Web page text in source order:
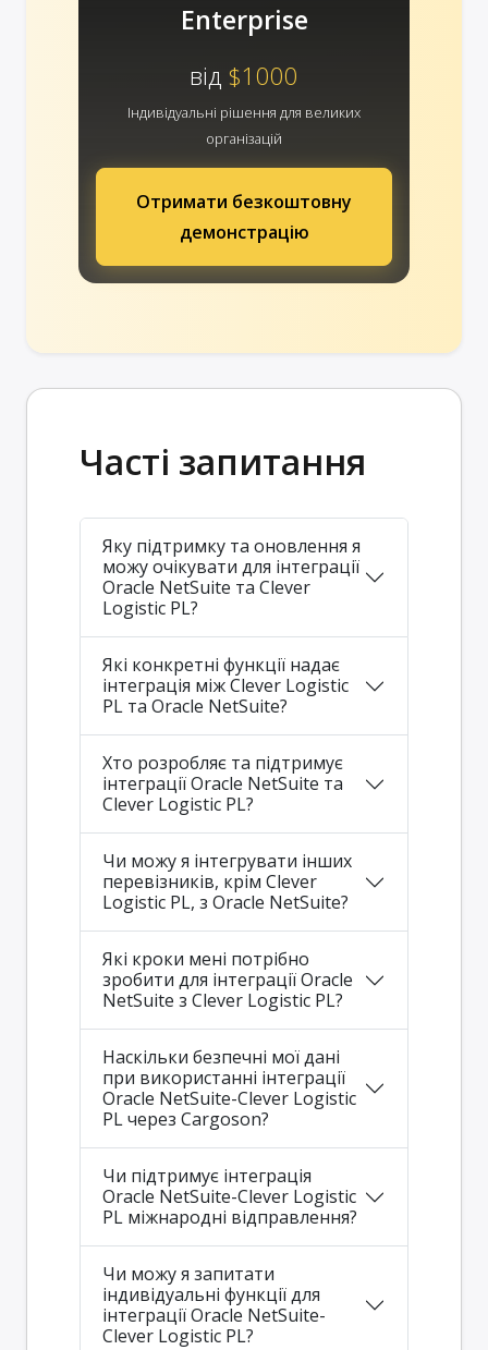
Enterprise
від $1000
Індивідуальні рішення для великих
організацій
Отримати безкоштовну
демонстрацію
Часті запитання
Яку підтримку та оновлення я
можу очікувати для інтеграції
Oracle NetSuite та Clever
Logistic PL?
Які конкретні функції надає
інтеграція між Clever Logistic
PL та Oracle NetSuite?
Хто розробляє та підтримує
інтеграції Oracle NetSuite та
Clever Logistic PL?
Чи можу я інтегрувати інших
перевізників, крім Clever
Logistic PL, з Oracle NetSuite?
Які кроки мені потрібно
зробити для інтеграції Oracle
NetSuite з Clever Logistic PL?
Наскільки безпечні мої дані
при використанні інтеграції
Oracle NetSuite-Clever Logistic
PL через Cargoson?
Чи підтримує інтеграція
Oracle NetSuite-Clever Logistic
PL міжнародні відправлення?
Чи можу я запитати
індивідуальні функції для
інтеграції Oracle NetSuite-
Clever Logistic PL?